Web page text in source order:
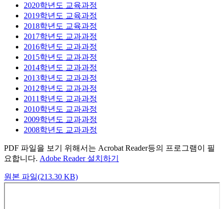
2020학년도 교육과정
2019학년도 교육과정
2018학년도 교육과정
2017학년도 교과과정
2016학년도 교과과정
2015학년도 교과과정
2014학년도 교과과정
2013학년도 교과과정
2012학년도 교과과정
2011학년도 교과과정
2010학년도 교과과정
2009학년도 교과과정
2008학년도 교과과정
PDF 파일을 보기 위해서는 Acrobat Reader등의 프로그램이 필
요합니다. Adobe Reader 설치하기
원본 파일(213.30 KB)